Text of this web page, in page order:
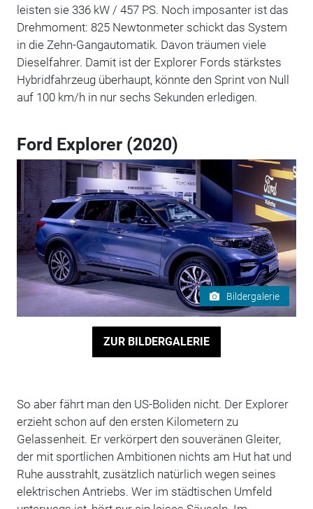
leisten sie 336 kW / 457 PS. Noch imposanter ist das
Drehmoment: 825 Newtonmeter schickt das System
in die Zehn-Gangautomatik. Davon träumen viele
Dieselfahrer. Damit ist der Explorer Fords stärkstes
Hybridfahrzeug überhaupt, könnte den Sprint von Null
auf 100 km/h in nur sechs Sekunden erledigen.
Ford Explorer (2020)
Bildergalerie
ZUR BILDERGALERIE
So aber fährt man den US-Boliden nicht. Der Explorer
erzieht schon auf den ersten Kilometern zu
Gelassenheit. Er verkörpert den souveränen Gleiter,
der mit sportlichen Ambitionen nichts am Hut hat und
Ruhe ausstrahlt, zusätzlich natürlich wegen seines
elektrischen Antriebs. Wer im städtischen Umfeld